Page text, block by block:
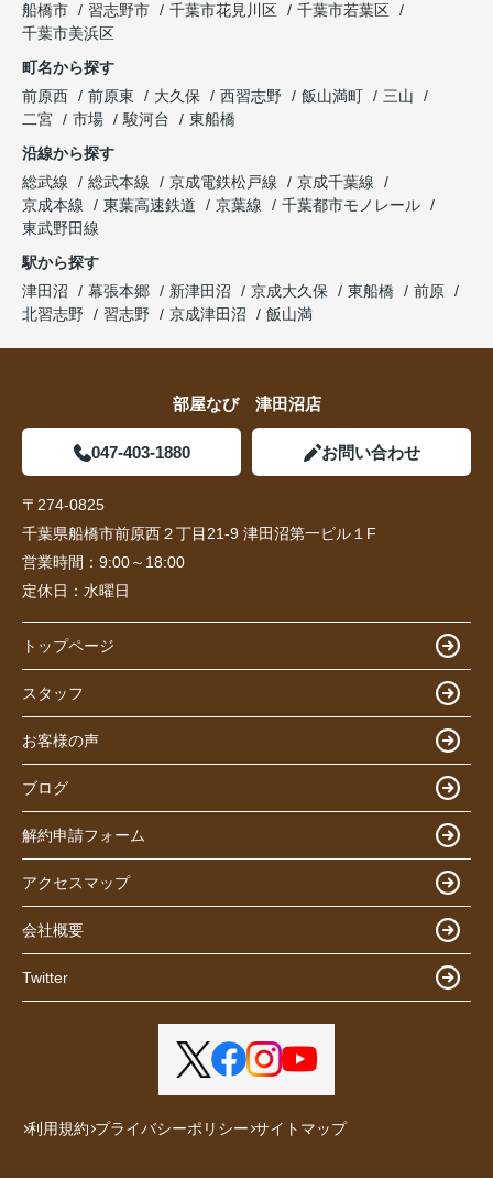
船橋市
習志野市 千葉市花見川区
千葉市若葉区
千葉市美浜区
町名から探す
前原西
前原東 大久保 西習志野 飯山満町
三山
二宮
市場 駿河台
東船橋
沿線から探す
総武線
総武本線 京成電鉄松戸線
京成千葉線
京成本線
東葉高速鉄道 京葉線
千葉都市モノレール
東武野田線
駅から探す
津田沼
幕張本郷 新津田沼 京成大久保 東船橋
前原
北習志野
習志野 京成津田沼 飯山満
部屋なび 津田沼店
047-403-1880 お問い合わせ
〒274-0825
千葉県船橋市前原西２丁目21-9 津田沼第一ビル１F
営業時間： 9:00～18:00
定休日： 水曜日
トップページ
スタッフ
お客様の声
ブログ
解約申請フォーム
アクセスマップ
会社概要
Twitter
利用規約 プライバシーポリシー サイトマップ